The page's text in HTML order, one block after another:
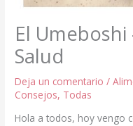
El
Salud
Deja un comentario /
Consejos, Todas
Hola a todos, hoy vengo